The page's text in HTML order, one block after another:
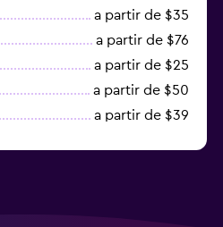
a partir de $35
a partir de $76
a partir de $25
a partir de $50
a partir de $39